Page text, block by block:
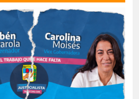
de prensa, Rubén Rivarola trató a la
y señaló que en una reunión que